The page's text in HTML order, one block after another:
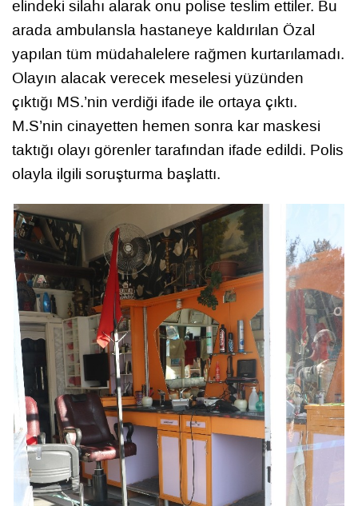
elindeki silahı alarak onu polise teslim ettiler. Bu
arada ambulansla hastaneye kaldırılan Özal
yapılan tüm müdahalelere rağmen kurtarılamadı.
Olayın alacak verecek meselesi yüzünden
çıktığı MS.’nin verdiği ifade ile ortaya çıktı.
M.S’nin cinayetten hemen sonra kar maskesi
taktığı olayı görenler tarafından ifade edildi. Polis
olayla ilgili soruşturma başlattı.